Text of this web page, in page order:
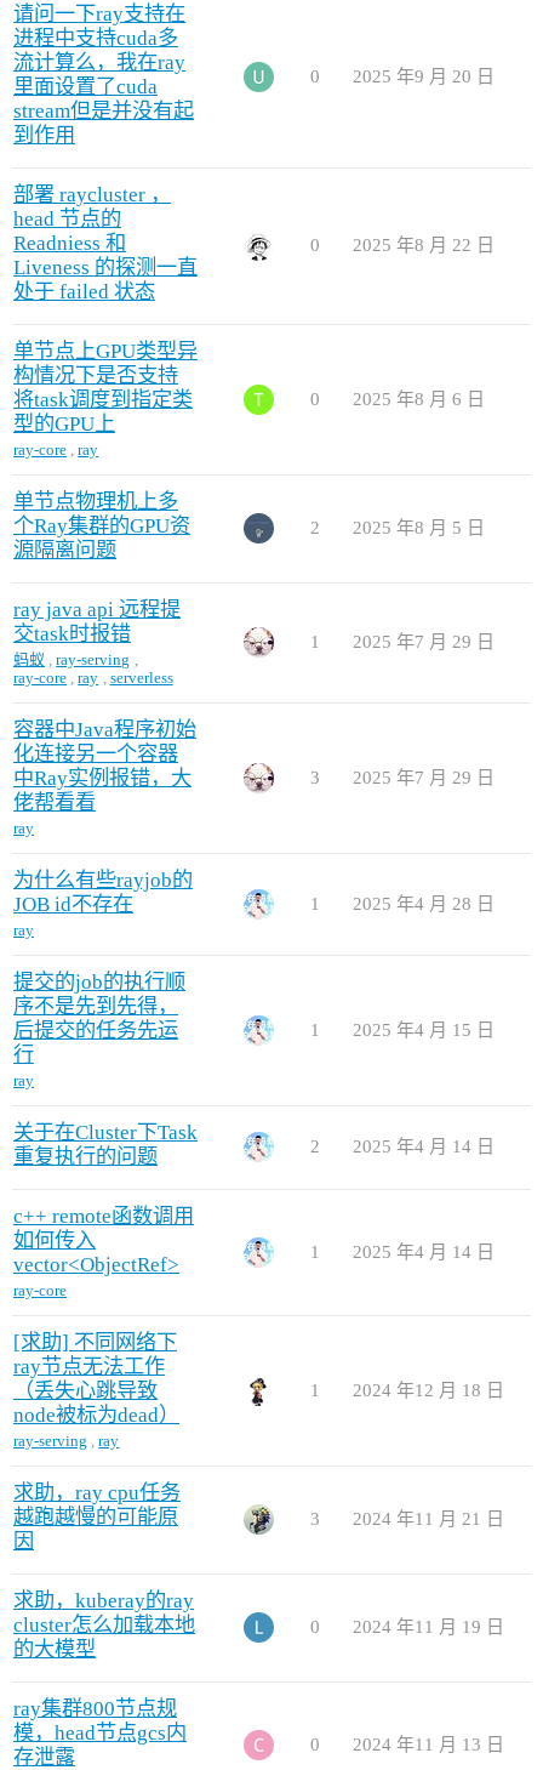
请问一下ray支持在
进程中支持cuda多
流计算么，我在ray
里面设置了cuda
stream但是并没有起
到作用
0 2025 年9 月 20 日
部署 raycluster ，
head 节点的
Readniess 和
Liveness 的探测一直
处于 failed 状态
0 2025 年8 月 22 日
单节点上GPU类型异
构情况下是否支持
将task调度到指定类
型的GPU上
ray-core ,ray
0 2025 年8 月 6 日
单节点物理机上多
个Ray集群的GPU资
源隔离问题
2 2025 年8 月 5 日
ray java api 远程提
交task时报错
蚂蚁 ,ray-serving ,
ray-core ,ray , serverless
1 2025 年7 月 29 日
容器中Java程序初始
化连接另一个容器
中Ray实例报错，大
佬帮看看
ray
3 2025 年7 月 29 日
为什么有些rayjob的
JOB id不存在
ray
1 2025 年4 月 28 日
提交的job的执行顺
序不是先到先得，
后提交的任务先运
行
ray
1 2025 年4 月 15 日
关于在Cluster下Task
重复执行的问题
2 2025 年4 月 14 日
c++ remote函数调用
如何传入
vector<ObjectRef>
ray-core
1 2025 年4 月 14 日
[求助] 不同网络下
ray节点无法工作
（丢失心跳导致
node被标为dead）
ray-serving ,ray
1 2024 年12 月 18 日
求助，ray cpu任务
越跑越慢的可能原
因
3 2024 年11 月 21 日
求助，kuberay的ray
cluster怎么加载本地
的大模型
0 2024 年11 月 19 日
ray集群800节点规
模，head节点gcs内
存泄露
0 2024 年11 月 13 日